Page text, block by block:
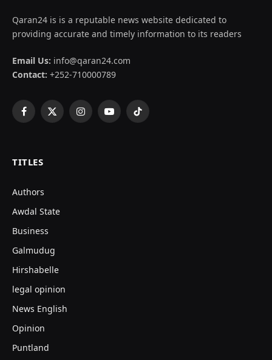
Qaran24 is is a reputable news website dedicated to
providing accurate and timely information to its readers
Email Us: info@qaran24.com
Contact: +252-710000789
Facebook
X
InstagramYouTubeTikTok
TITLES
Authors
Awdal State
Business
Galmudug
Hirshabelle
legal opinion
News English
Opinion
Puntland